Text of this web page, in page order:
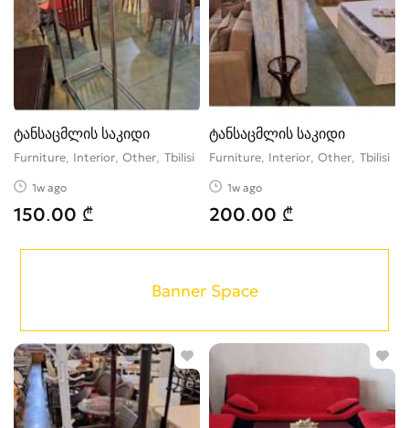
ტანსაცმლის საკიდი
Furniture, Interior, Other Tbilisi
1w ago
150.00 ₾
ტანსაცმლის საკიდი
Furniture, Interior, Other Tbilisi
1w ago
200.00 ₾
Banner Space